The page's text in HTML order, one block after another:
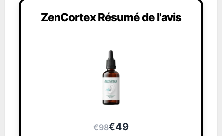
ZenCortex Résumé de l'avis
€98€49